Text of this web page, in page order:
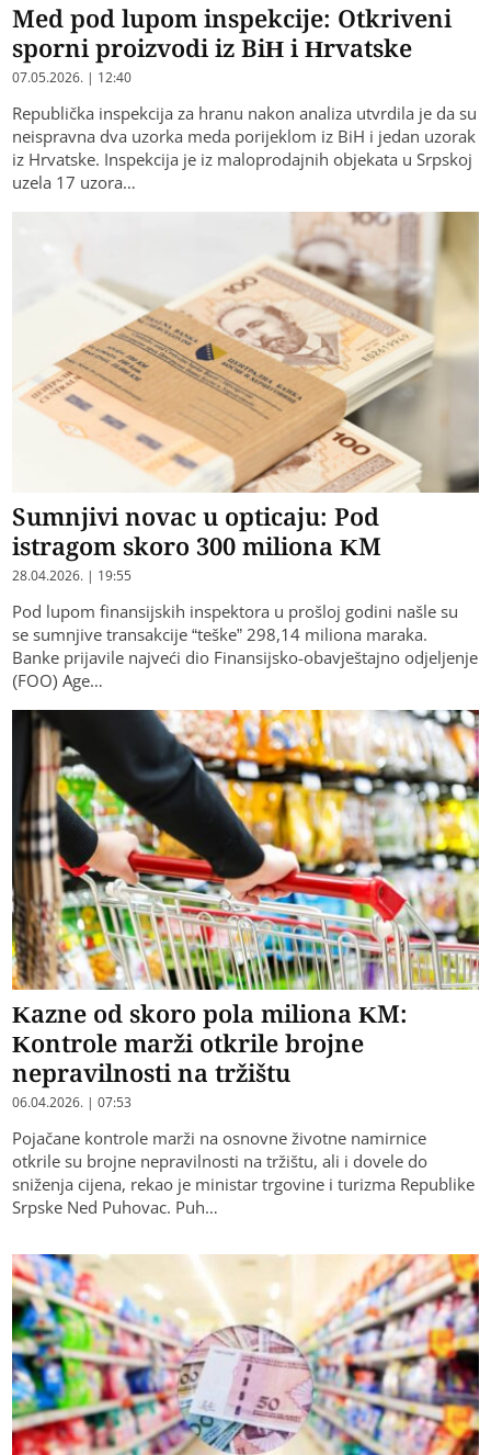
Med pod lupom inspekcije: Otkriveni
sporni proizvodi iz BiH i Hrvatske
07.05.2026. | 12:40
Republička inspekcija za hranu nakon analiza utvrdila je da su
neispravna dva uzorka meda porijeklom iz BiH i jedan uzorak
iz Hrvatske. Inspekcija je iz maloprodajnih objekata u Srpskoj
uzela 17 uzora…
Sumnjivi novac u opticaju: Pod
istragom skoro 300 miliona KM
28.04.2026. | 19:55
Pod lupom finansijskih inspektora u prošloj godini našle su
se sumnjive transakcije “teške” 298,14 miliona maraka.
Banke prijavile najveći dio Finansijsko-obavještajno odjeljenje
(FOO) Age…
Kazne od skoro pola miliona KM:
Kontrole marži otkrile brojne
nepravilnosti na tržištu
06.04.2026. | 07:53
Pojačane kontrole marži na osnovne životne namirnice
otkrile su brojne nepravilnosti na tržištu, ali i dovele do
sniženja cijena, rekao je ministar trgovine i turizma Republike
Srpske Ned Puhovac. Puh…